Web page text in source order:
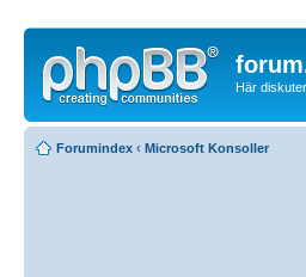
Här
Forumindex ‹ Microsoft Konsoller